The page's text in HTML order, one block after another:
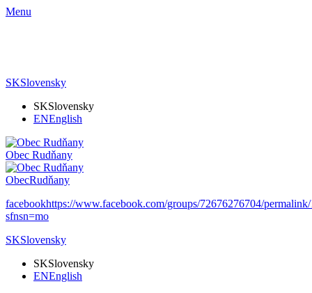
Menu
SKSlovensky
SKSlovensky
ENEnglish
Obec Rudňany
ObecRudňany
facebookhttps://www.facebook.com/groups/72676276704/
sfnsn=mo
SKSlovensky
SKSlovensky
ENEnglish